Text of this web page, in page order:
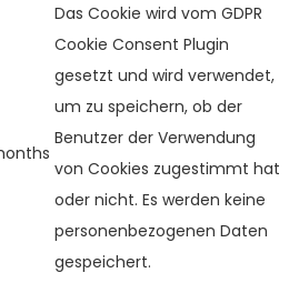
Das Cookie wird vom GDPR
Cookie Consent Plugin
gesetzt und wird verwendet,
um zu speichern, ob der
Benutzer der Verwendung
von Cookies zugestimmt hat
oder nicht. Es werden keine
personenbezogenen Daten
gespeichert.